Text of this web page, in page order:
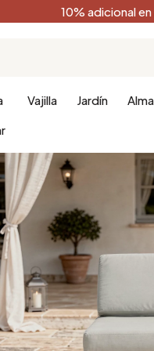
10% adicional
Vajilla Jardín
Cocina
Muebles de
Terracota
Negro
Blanco
Verde bosque
Celadón
Azul pavo real
Dorado